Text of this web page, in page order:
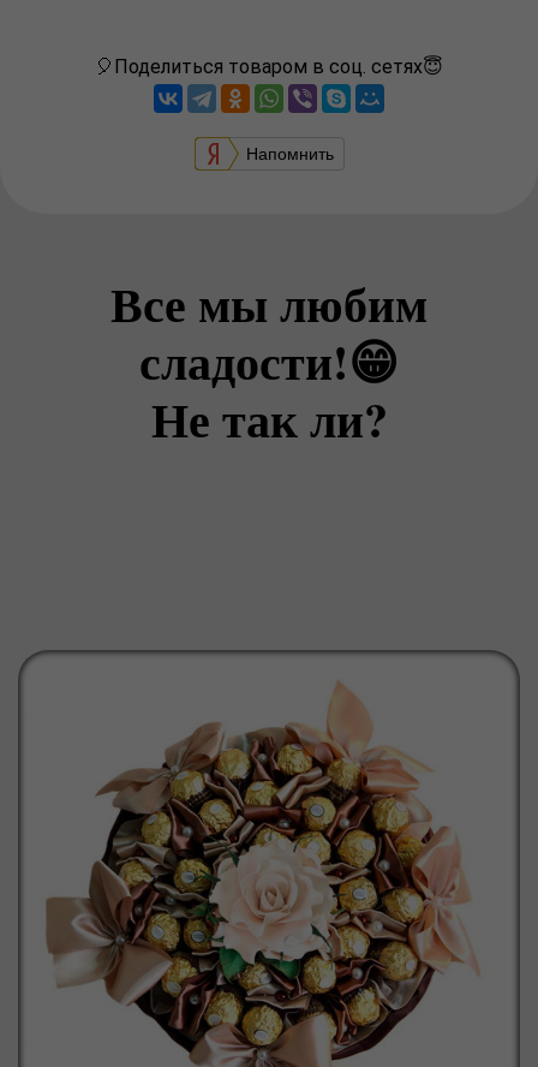
🎈Поделиться товаром в соц. сетях😇
Напомнить
Все мы любим
сладости!😁
Не так ли?